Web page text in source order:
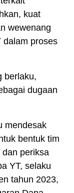
kuat
wewenang
dalam proses
berlaku,
dugaan
mendesak
bentuk tim
periksa
YT, selaku
tahun 2023,